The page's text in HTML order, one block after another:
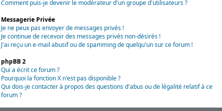
Comment puis-je devenir le modérateur d'un groupe d'utilisateurs ?
Messagerie Privée
Je ne peux pas envoyer de messages privés !
Je continue de recevoir des messages privés non-désirés !
J'ai reçu un e-mail abusif ou de spamming de quelqu'un sur ce forum !
phpBB 2
Qui a écrit ce forum ?
Pourquoi la fonction X n'est pas disponible ?
Qui dois-je contacter à propos des questions d'abus ou de légalité relatif à ce
forum ?